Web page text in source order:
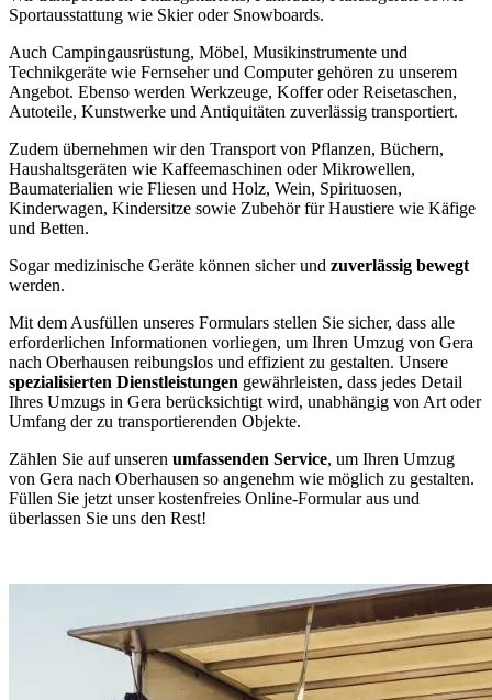
Sportausstattung wie Skier oder Snowboards.
Auch Campingausrüstung, Möbel, Musikinstrumente und
Technikgeräte wie Fernseher und Computer gehören zu unserem
Angebot. Ebenso werden Werkzeuge, Koffer oder Reisetaschen,
Autoteile, Kunstwerke und Antiquitäten zuverlässig transportiert.
Zudem übernehmen wir den Transport von Pflanzen, Büchern,
Haushaltsgeräten wie Kaffeemaschinen oder Mikrowellen,
Baumaterialien wie Fliesen und Holz, Wein, Spirituosen,
Kinderwagen, Kindersitze sowie Zubehör für Haustiere wie Käfige
und Betten.
Sogar medizinische Geräte können sicher und zuverlässig bewegt
werden.
Mit dem Ausfüllen unseres Formulars stellen Sie sicher, dass alle
erforderlichen Informationen vorliegen, um Ihren Umzug von Gera
nach Oberhausen reibungslos und effizient zu gestalten. Unsere
spezialisierten Dienstleistungen gewährleisten, dass jedes Detail
Ihres Umzugs in Gera berücksichtigt wird, unabhängig von Art oder
Umfang der zu transportierenden Objekte.
Zählen Sie auf unseren umfassenden Service, um Ihren Umzug
von Gera nach Oberhausen so angenehm wie möglich zu gestalten.
Füllen Sie jetzt unser kostenfreies Online-Formular aus und
überlassen Sie uns den Rest!